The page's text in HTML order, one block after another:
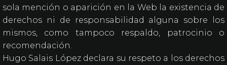
sola mención o aparición en la Web la existencia de
derechos ni de responsabilidad alguna sobre los
mismos, como tampoco respaldo, patrocinio o
recomendación.
Hugo Salais López declara su respeto a los derechos